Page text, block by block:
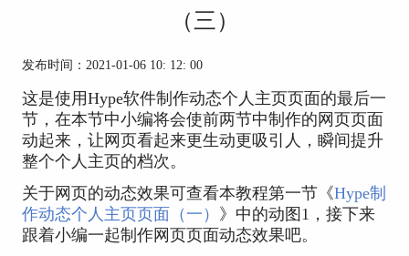
（三）
发布时间：2021-01-06 10: 12: 00
这是使用Hype软件制作动态个人主页页面的最后一
节，在本节中小编将会使前两节中制作的网页页面
动起来，让网页看起来更生动更吸引人，瞬间提升
整个个人主页的档次。
关于网页的动态效果可查看本教程第一节《Hype制
作动态个人主页页面（一） 》中的动图1，接下来
跟着小编一起制作网页页面动态效果吧。